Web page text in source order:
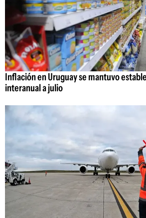
Inflación en Uruguay se mantuvo
interanual a julio